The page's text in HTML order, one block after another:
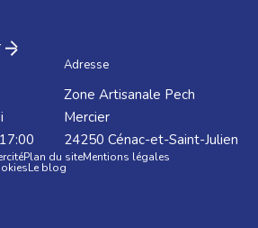
Adresse
Zone Artisanale Pech
Mercier
24250 Cénac-et-Saint-Julien
Plan du siteMentions légales
Le blog